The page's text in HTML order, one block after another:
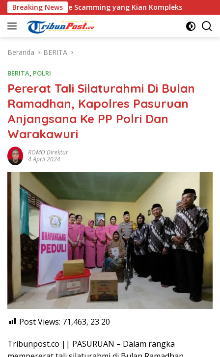
Langsung
ke
konten
Breaking News
Scamming yang Kian Kompleks Polri Kerahkan
Beranda BERITA
BERITA, POLRI
Pererat Tali Silaturahmi Di Bulan
Ramadhan, Kapolres Pasuruan
Anjangsana Ke PP Polri Dan
Warakawuri
ROMO Direktur
4 April 2024
Post Views: 71,463, 23 20
Tribunpost.co || PASURUAN – Dalam rangka